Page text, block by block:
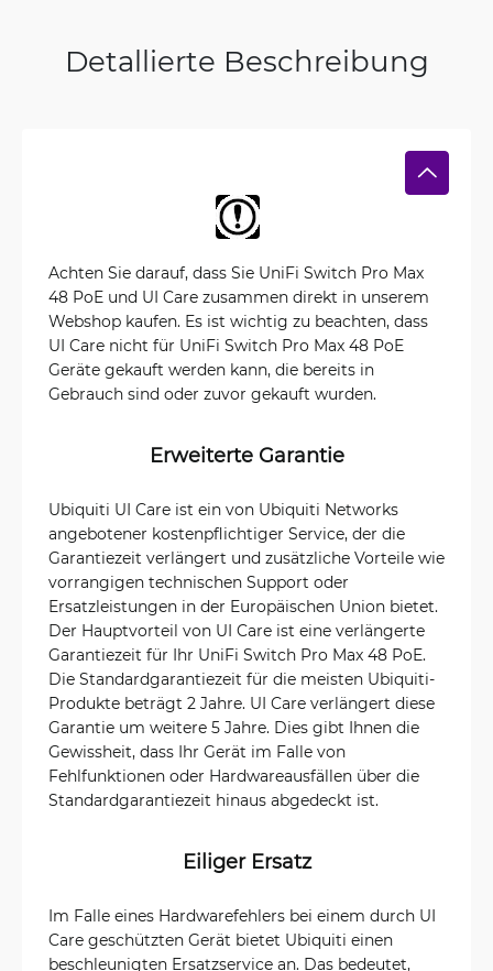
Detallierte Beschreibung
Achten Sie darauf, dass Sie UniFi Switch Pro Max
48 PoE und UI Care zusammen direkt in unserem
Webshop kaufen. Es ist wichtig zu beachten, dass
UI Care nicht für UniFi Switch Pro Max 48 PoE
Geräte gekauft werden kann, die bereits in
Gebrauch sind oder zuvor gekauft wurden.
Erweiterte Garantie
Ubiquiti UI Care ist ein von Ubiquiti Networks
angebotener kostenpflichtiger Service, der die
Garantiezeit verlängert und zusätzliche Vorteile wie
vorrangigen technischen Support oder
Ersatzleistungen in der Europäischen Union bietet.
Der Hauptvorteil von UI Care ist eine verlängerte
Garantiezeit für Ihr UniFi Switch Pro Max 48 PoE.
Die Standardgarantiezeit für die meisten Ubiquiti-
Produkte beträgt 2 Jahre. UI Care verlängert diese
Garantie um weitere 5 Jahre. Dies gibt Ihnen die
Gewissheit, dass Ihr Gerät im Falle von
Fehlfunktionen oder Hardwareausfällen über die
Standardgarantiezeit hinaus abgedeckt ist.
Eiliger Ersatz
Im Falle eines Hardwarefehlers bei einem durch UI
Care geschützten Gerät bietet Ubiquiti einen
beschleunigten Ersatzservice an. Das bedeutet,